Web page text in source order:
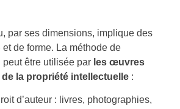
par ses dimensions, implique des
de forme. La méthode de
peut être utilisée par les œuvres
la propriété intellectuelle :
d’auteur : livres, photographies,